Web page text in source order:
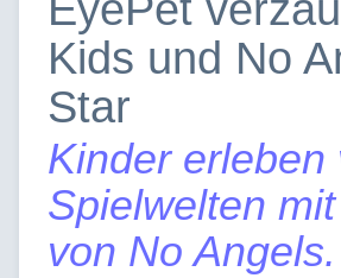
Kids und No
Star
Kinder erleben
Spielwelten
von No Angels.